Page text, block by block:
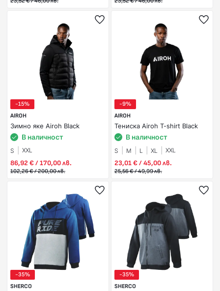
-15%
AIROH
Зимно яке Airoh Black
В наличност
S XXL
86,92 € / 170,00 лв.
102,26 € / 200,00 лв.
-9%
AIROH
Тениска Airoh T-shirt Black
В наличност
S M L XL XXL
23,01 € / 45,00 лв.
25,56 € / 49,99 лв.
-35%
SHERCO
-35%
SHERCO